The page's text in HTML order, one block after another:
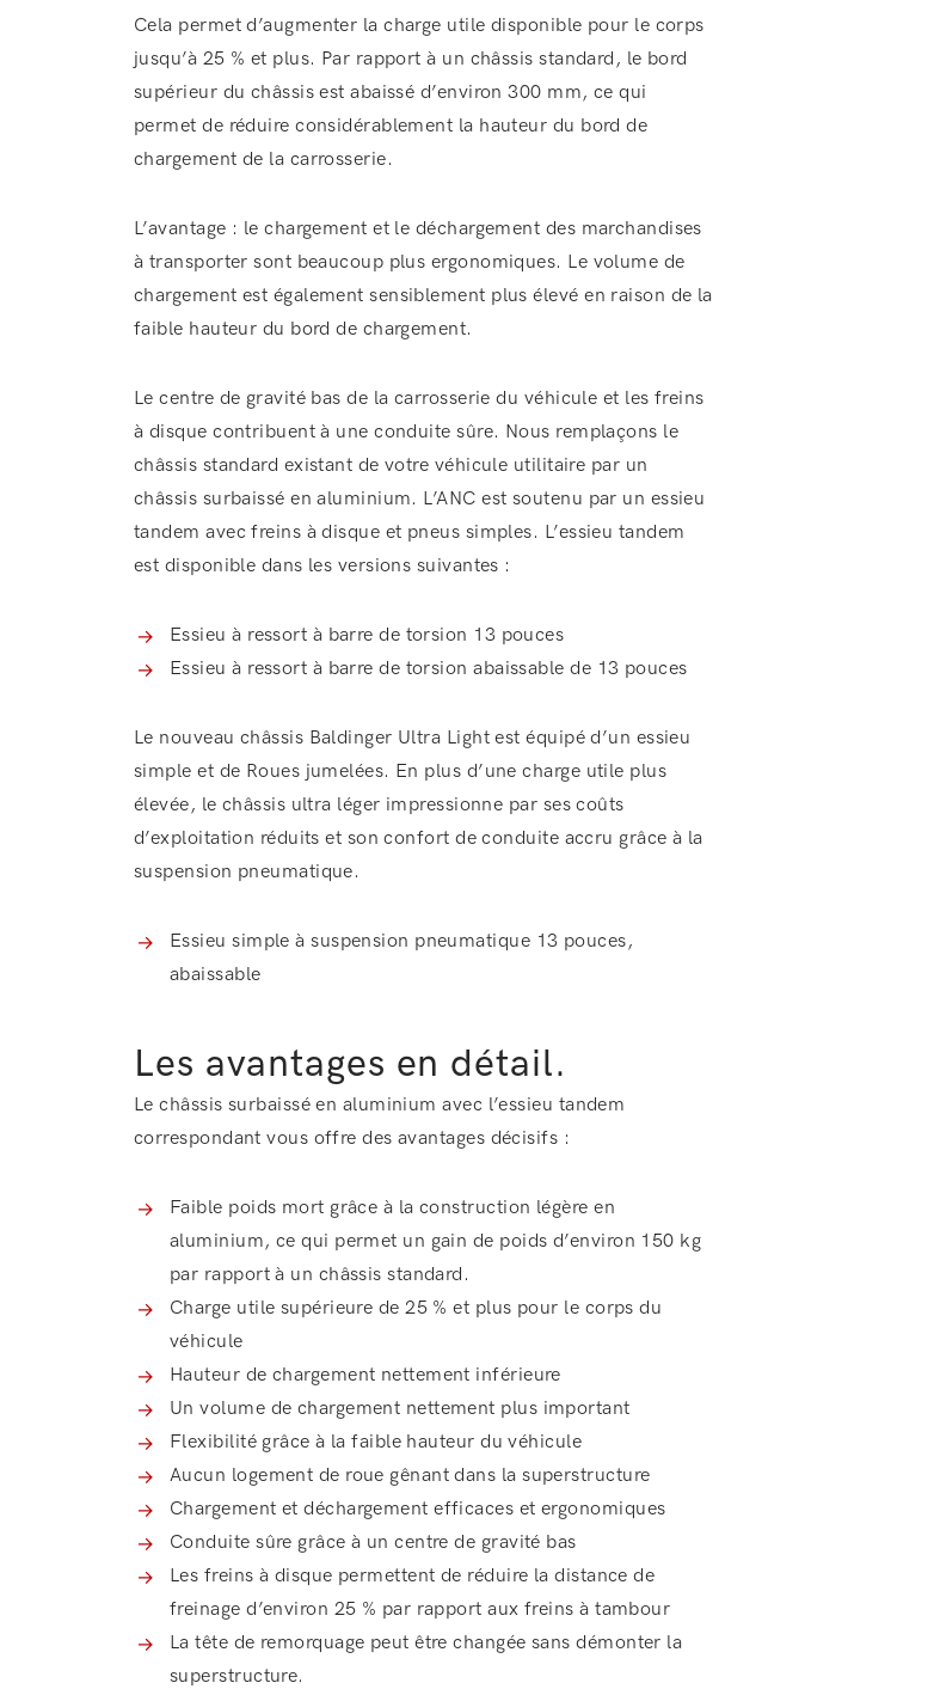
Cela permet d’augmenter la charge utile disponible pour le corps
jusqu’à 25 % et plus. Par rapport à un châssis standard, le bord
supérieur du châssis est abaissé d’environ 300 mm, ce qui
permet de réduire considérablement la hauteur du bord de
chargement de la carrosserie.
L’avantage : le chargement et le déchargement des marchandises
à transporter sont beaucoup plus ergonomiques. Le volume de
chargement est également sensiblement plus élevé en raison de la
faible hauteur du bord de chargement.
Le centre de gravité bas de la carrosserie du véhicule et les freins
à disque contribuent à une conduite sûre. Nous remplaçons le
châssis standard existant de votre véhicule utilitaire par un
châssis surbaissé en aluminium. L’ANC est soutenu par un essieu
tandem avec freins à disque et pneus simples. L’essieu tandem
est disponible dans les versions suivantes :
Essieu à ressort à barre de torsion 13 pouces
Essieu à ressort à barre de torsion abaissable de 13 pouces
Le nouveau châssis Baldinger Ultra Light est équipé d’un essieu
simple et de Roues jumelées. En plus d’une charge utile plus
élevée, le châssis ultra léger impressionne par ses coûts
d’exploitation réduits et son confort de conduite accru grâce à la
suspension pneumatique.
Essieu simple à suspension pneumatique 13 pouces,
abaissable
Les avantages en détail.
Le châssis surbaissé en aluminium avec l’essieu tandem
correspondant vous offre des avantages décisifs :
Faible poids mort grâce à la construction légère en
aluminium, ce qui permet un gain de poids d’environ 150 kg
par rapport à un châssis standard.
Charge utile supérieure de 25 % et plus pour le corps du
véhicule
Hauteur de chargement nettement inférieure
Un volume de chargement nettement plus important
Flexibilité grâce à la faible hauteur du véhicule
Aucun logement de roue gênant dans la superstructure
Chargement et déchargement efficaces et ergonomiques
Conduite sûre grâce à un centre de gravité bas
Les freins à disque permettent de réduire la distance de
freinage d’environ 25 % par rapport aux freins à tambour
La tête de remorquage peut être changée sans démonter la
superstructure.